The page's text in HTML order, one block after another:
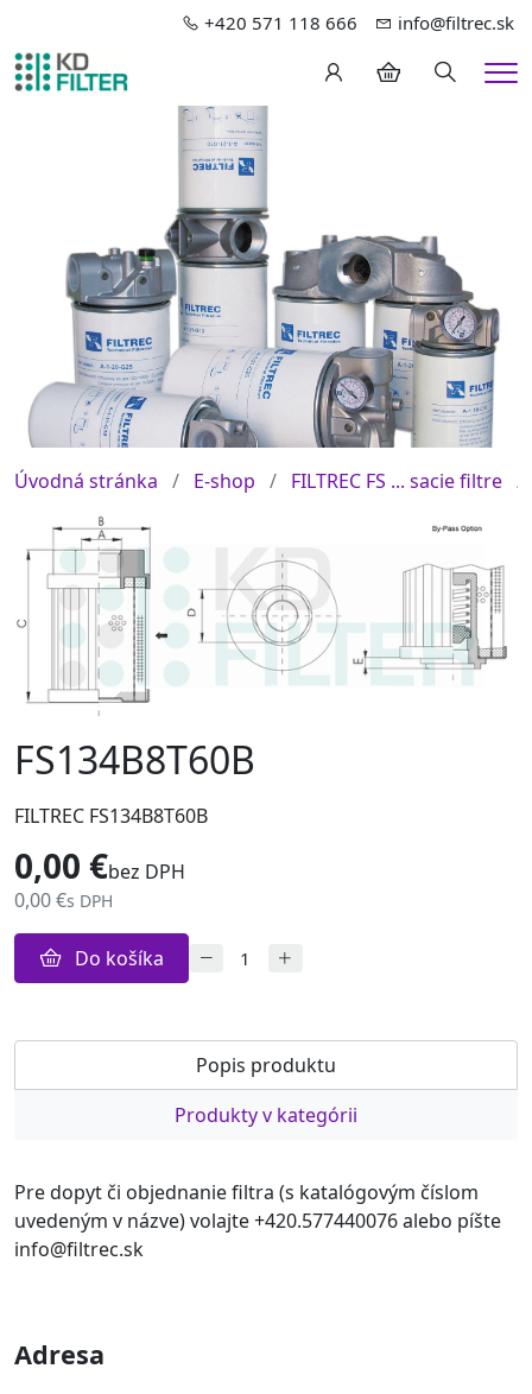
+420 571 118 666 info@filtrec.sk
Hledání
Úvodná stránka E-shop FILTREC FS ... sacie filtre
FS134B8T60B
FILTREC FS134B8T60B
0,00 €bez DPH
0,00 €s DPH
Do košíka
Popis produktu
Produkty v kategórii
Pre dopyt či objednanie filtra (s katalógovým číslom
uvedeným v názve) volajte +420.577440076 alebo píšte
info@filtrec.sk
Adresa